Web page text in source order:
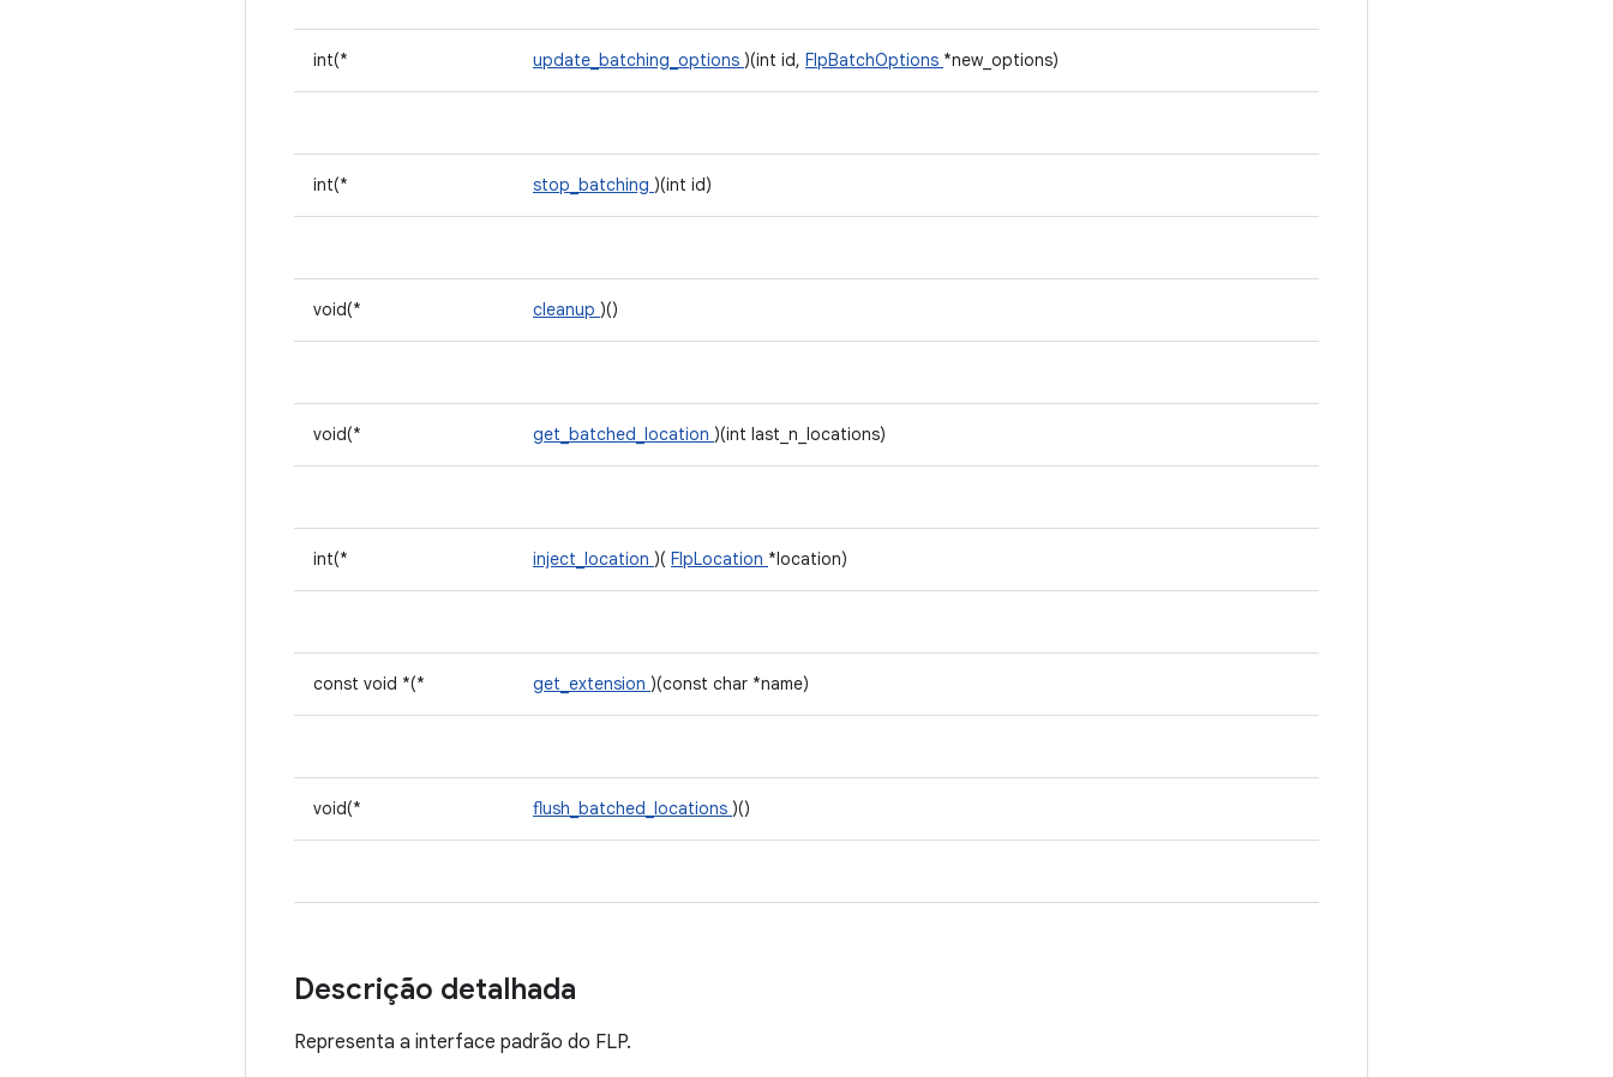
int(* update_batching_options )(int id, FlpBatchOptions *new_options)
int(* stop_batching )(int id)
void(* cleanup )()
void(* get_batched_location )(int last_n_locations)
int(* inject_location )( FlpLocation *location)
const void *(* get_extension )(const char *name)
void(* flush_batched_locations )()
Descrição detalhada
Representa a interface padrão do FLP.